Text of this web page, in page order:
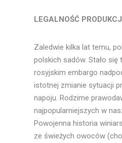
LEGALNOŚĆ
Zaledwie kilka lat temu,
polskich sadów. Stało
rosyjskim embargo
istotnej zmianie sytuacji
napoju. Rodzime
najpopularniejszych w
Powojenna historia
ze świeżych owoców